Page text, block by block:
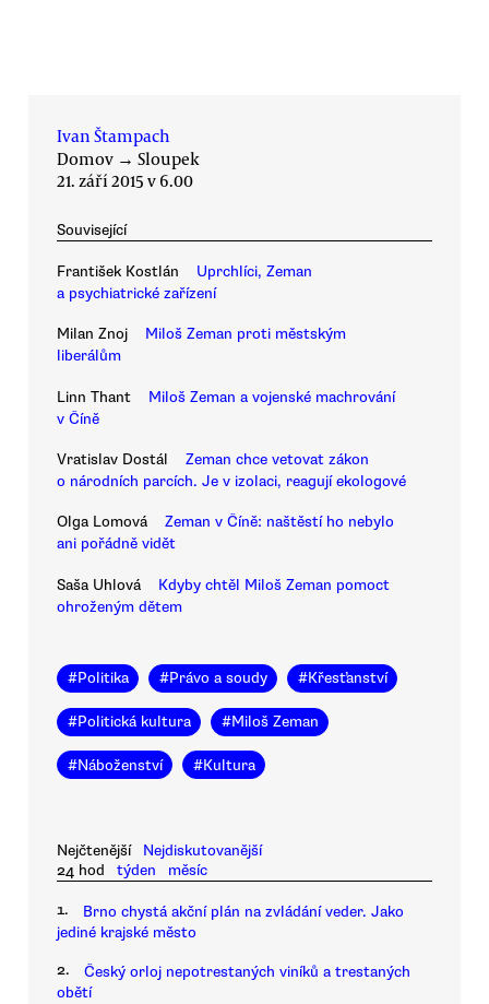
Ivan Štampach
Domov → Sloupek
21. září 2015 v 6.00
Související
František Kostlán
Uprchlíci, Zeman
a psychiatrické zařízení
Milan Znoj
Miloš Zeman proti městským
liberálům
Linn Thant
Miloš Zeman a vojenské machrování
v Číně
Vratislav Dostál
Zeman chce vetovat zákon
o národních parcích. Je v izolaci, reagují ekologové
Olga Lomová
Zeman v Číně: naštěstí ho nebylo
ani pořádně vidět
Saša Uhlová
Kdyby chtěl Miloš Zeman pomoct
ohroženým dětem
#Politika #Právo a soudy #Křesťanství
#Politická kultura #Miloš Zeman
#Náboženství #Kultura
Nejčtenější
Nejdiskutovanější
24 hod
týden měsíc
1.
Brno chystá akční plán na zvládání veder. Jako
jediné krajské město
2.
Český orloj nepotrestaných viníků a trestaných
obětí